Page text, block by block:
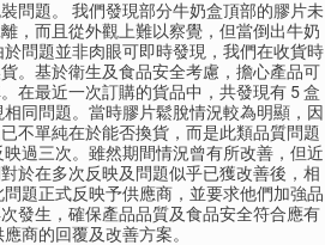
問題。 我們發現部分牛奶盒頂部的膠片未
，而且從外觀上難以察覺，但當倒出牛奶
問題並非肉眼可即時發現，我們在收貨時
。基於衛生及食品安全考慮，擔心產品可
在最近一次訂購的貨品中，共發現有 5 盒
同問題。當時膠片鬆脫情況較為明顯，因
不單純在於能否換貨，而是此類品質問題
過三次。雖然期間情況曾有所改善，但近
於在多次反映及問題似乎已獲改善後，相
題正式反映予供應商，並要求他們加強品
發生，確保產品品質及食品安全符合應有
商的回覆及改善方案。